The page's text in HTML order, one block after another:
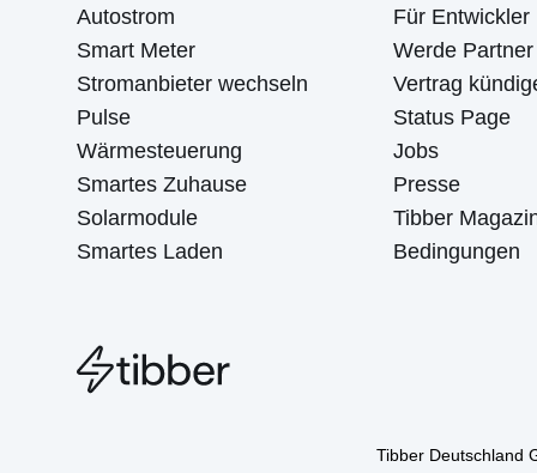
Autostrom
Smart Meter
Stromanbieter wechseln
Pulse
Wärmesteuerung
Smartes Zuhause
Solarmodule
Smartes Laden
Für Entwickler
Werde Partner
Vertrag
Status Page
Jobs
Presse
Tibber
Bedingungen
Tibber Deutschland